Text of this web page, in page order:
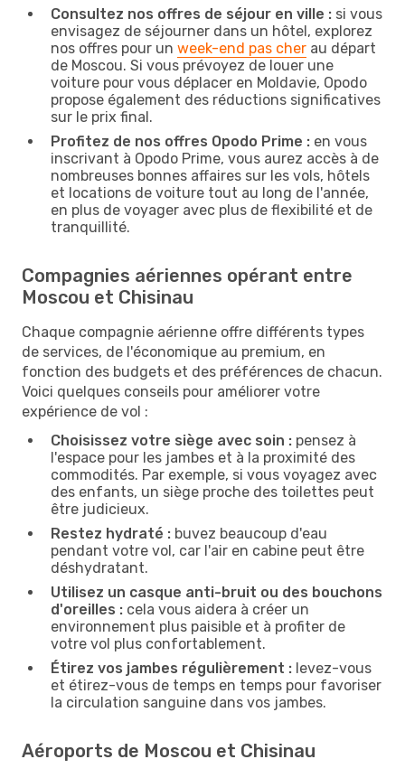
Consultez nos offres de séjour en ville : si vous
envisagez de séjourner dans un hôtel, explorez
nos offres pour un week-end pas cher au départ
de Moscou. Si vous prévoyez de louer une
voiture pour vous déplacer en Moldavie, Opodo
propose également des réductions significatives
sur le prix final.
Profitez de nos offres Opodo Prime : en vous
inscrivant à Opodo Prime, vous aurez accès à de
nombreuses bonnes affaires sur les vols, hôtels
et locations de voiture tout au long de l'année,
en plus de voyager avec plus de flexibilité et de
tranquillité.
Compagnies aériennes opérant entre
Moscou et Chisinau
Chaque compagnie aérienne offre différents types
de services, de l'économique au premium, en
fonction des budgets et des préférences de chacun.
Voici quelques conseils pour améliorer votre
expérience de vol :
Choisissez votre siège avec soin : pensez à
l'espace pour les jambes et à la proximité des
commodités. Par exemple, si vous voyagez avec
des enfants, un siège proche des toilettes peut
être judicieux.
Restez hydraté : buvez beaucoup d'eau
pendant votre vol, car l'air en cabine peut être
déshydratant.
Utilisez un casque anti-bruit ou des bouchons
d'oreilles : cela vous aidera à créer un
environnement plus paisible et à profiter de
votre vol plus confortablement.
Étirez vos jambes régulièrement : levez-vous
et étirez-vous de temps en temps pour favoriser
la circulation sanguine dans vos jambes.
Aéroports de Moscou et Chisinau